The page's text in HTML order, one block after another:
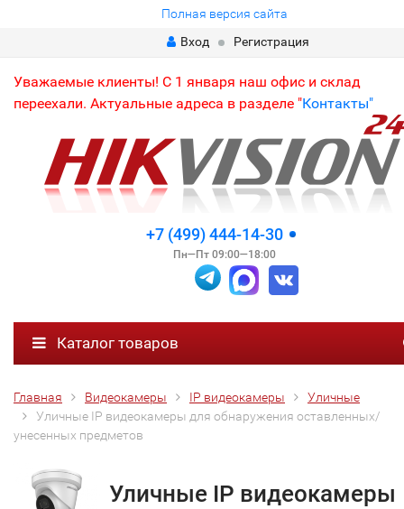
Полная версия сайта
Вход
Регистрация
Уважаемые клиенты! С 1 января наш офис и склад
переехали. Актуальные адреса в разделе "Контакты"
+7 (499) 444-14-30
Пн—Пт 09:00—18:00
Каталог товаров
Главная Видеокамеры IP видеокамеры
Уличные
Уличные IP видеокамеры для обнаружения оставленных/
унесенных предметов
Уличные IP видеокамеры